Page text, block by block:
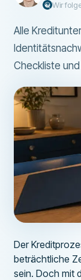
Wir
Alle
Checkliste
Der
beträchtliche
sein. Doch mit